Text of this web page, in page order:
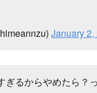
January 2,
ぎるからやめたら？